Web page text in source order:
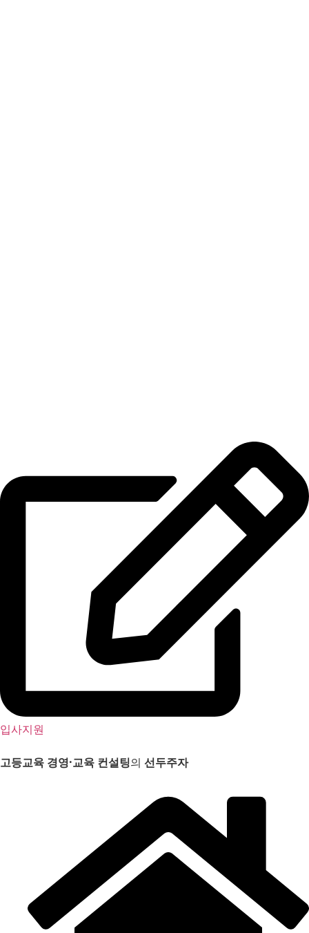
입사지원
고등교육 경영·교육 컨설팅의 선두주자